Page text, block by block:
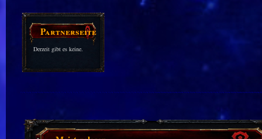
Partnerseiten
Derzeit gibt es keine.